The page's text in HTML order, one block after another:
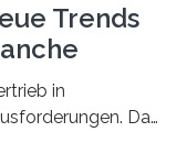
Trends
in
Das